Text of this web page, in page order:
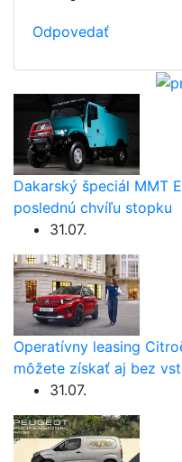
Odpovedať
Dakarský špeciál MMT
poslednú chvíľu stopku
31.07.
Operatívny leasing
môžete získať aj bez
31.07.